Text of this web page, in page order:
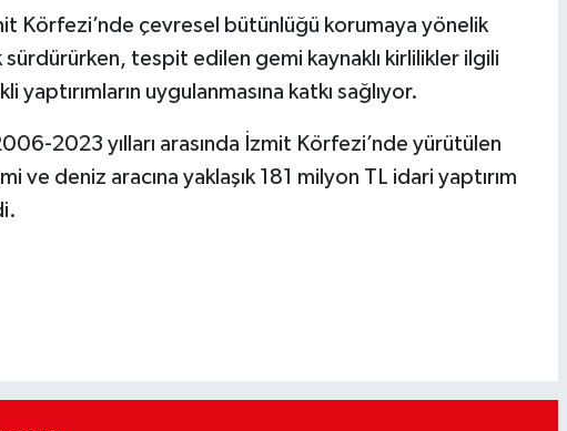
Körfezi’nde çevresel bütünlüğü korumaya yönelik
sürdürürken, tespit edilen gemi kaynaklı kirlilikler ilgili
uygulanmasına katkı sağlıyor.
2023 yılları arasında İzmit Körfezi’nde yürütülen
deniz aracına yaklaşık 181 milyon TL idari yaptırım